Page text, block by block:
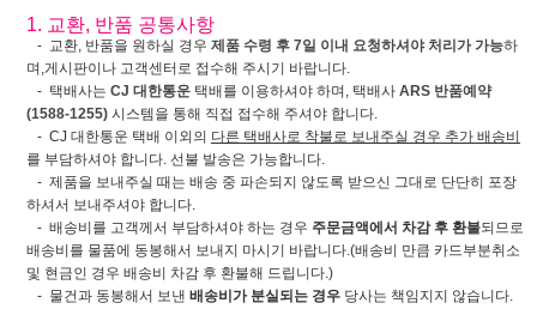
1. 교환, 반품 공통사항
- 교환, 반품을 원하실 경우 제품 수령 후 7일 이내 요청하셔야 처리가 가능하
며,게시판이나 고객센터로 접수해 주시기 바랍니다.
- 택배사는 CJ 대한통운 택배를 이용하셔야 하며, 택배사 ARS 반품예약
(1588-1255) 시스템을 통해 직접 접수해 주셔야 합니다.
- CJ 대한통운 택배 이외의 다른 택배사로 착불로 보내주실 경우 추가 배송비
를 부담하셔야 합니다. 선불 발송은 가능합니다.
- 제품을 보내주실 때는 배송 중 파손되지 않도록 받으신 그대로 단단히 포장
하셔서 보내주셔야 합니다.
- 배송비를 고객께서 부담하셔야 하는 경우 주문금액에서 차감 후 환불되므로
배송비를 물품에 동봉해서 보내지 마시기 바랍니다.(배송비 만큼 카드부분취소
및 현금인 경우 배송비 차감 후 환불해 드립니다.)
- 물건과 동봉해서 보낸 배송비가 분실되는 경우 당사는 책임지지 않습니다.